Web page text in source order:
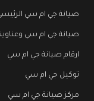
صيانة جي ام سي
صيانة جي ام سي
ارقام صيانة جي ام سي
توكيل جي ام سي
مركز صيانة جي ام سي